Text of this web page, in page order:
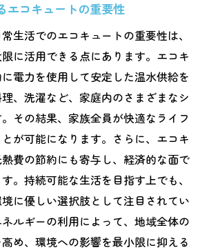
エコキュートの重要性
生活でのエコキュートの重要性は、
に活用できる点にあります。エコキ
電力を使用して安定した温水供給を
、洗濯など、家庭内のさまざまなシ
その結果、家族全員が快適なライフ
が可能になります。さらに、エコキ
費の節約にも寄与し、経済的な面で
。持続可能な生活を目指す上でも、
に優しい選択肢として注目されてい
ルギーの利用によって、地域全体の
め、環境への影響を最小限に抑える